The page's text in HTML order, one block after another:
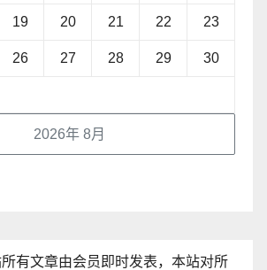
2026年 8月
19 20 21 22 23
26 27 28 29 30
有文章由会员即时发表，本站对所